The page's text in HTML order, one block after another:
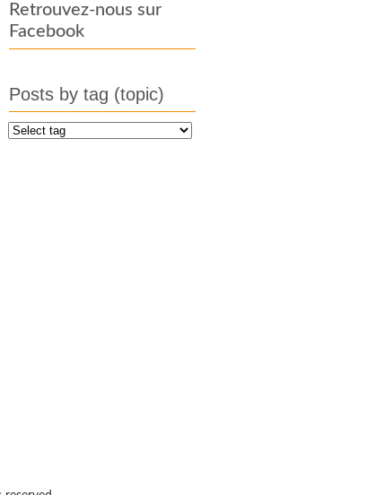
Retrouvez-nous sur
Facebook
Posts by tag (topic)